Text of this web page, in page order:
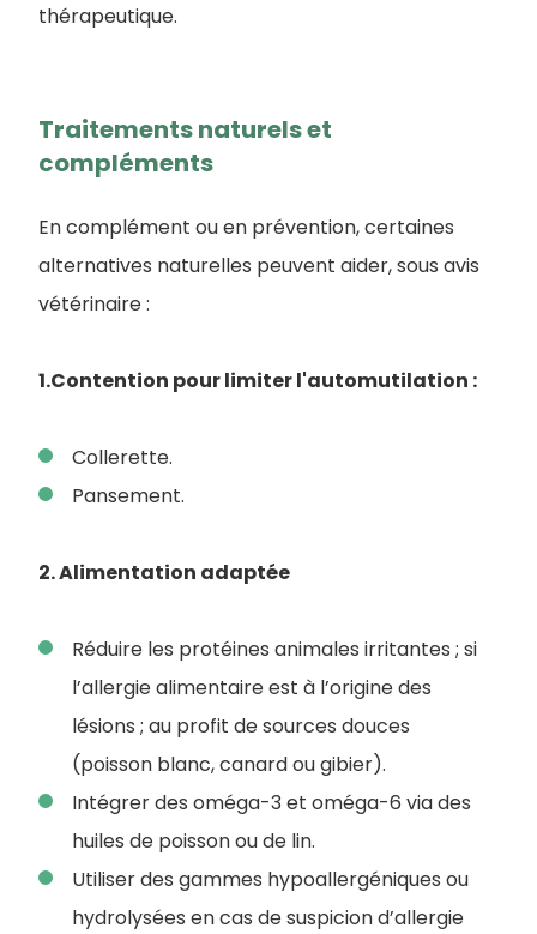
thérapeutique.
Traitements naturels et
compléments
En complément ou en prévention, certaines
alternatives naturelles peuvent aider, sous avis
vétérinaire :
1.Contention pour limiter l'automutilation :
Collerette.
Pansement.
2. Alimentation adaptée
Réduire les protéines animales irritantes ; si
l’allergie alimentaire est à l’origine des
lésions ; au profit de sources douces
(poisson blanc, canard ou gibier).
Intégrer des oméga-3 et oméga-6 via des
huiles de poisson ou de lin.
Utiliser des gammes hypoallergéniques ou
hydrolysées en cas de suspicion d’allergie